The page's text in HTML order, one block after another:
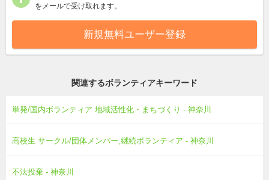
をメールで受け取れます。
新規無料ユーザー登録
関連するボランティアキーワード
単発/国内ボランティア 地域活性化・まちづくり - 神奈川
高校生 サークル/団体メンバー,継続ボランティア - 神奈川
不法投棄 - 神奈川